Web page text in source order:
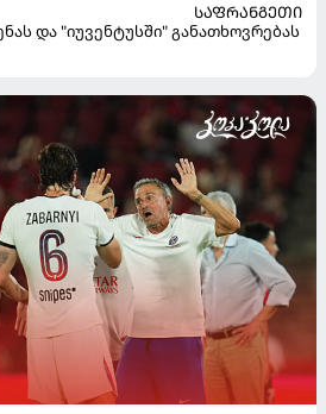
ᲡᲐᲤᲠᲐᲜᲒᲔᲗᲘ
და "იუვენტუსში" განათხოვრებას